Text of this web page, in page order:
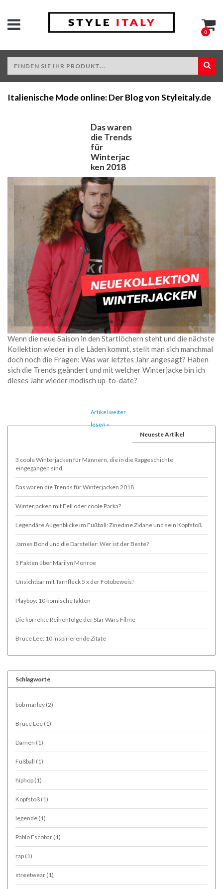
0
Italienische Mode online: Der Blog von Styleitaly.de
Das waren
die Trends
für
Winterjac
ken 2018
Wenn die neue Saison in den Startlöchern steht und die nächste
Kollektion wieder in die Läden kommt, stellt man sich manchmal
doch noch die Fragen: Was war letztes Jahr angesagt? Haben
sich die Trends geändert und mit welcher Winterjacke bin ich
dieses Jahr wieder modisch up-to-date?
Artikel weiter
lesen »
Neueste Artikel
3 coole Winterjacken für Männern, die in die Rapgeschichte
eingegangen sind
Das waren die Trends für Winterjacken 2018
Winterjacken mit Fell oder coole Parka?
Legendäre Augenblicke im Fußball: Zinedine Zidane und sein Kopfstoß
James Bond und die Darsteller: Wer ist der Beste?
5 Fakten über Marilyn Monroe
Unsichtbar mit Tarnfleck 5 x der Fotobeweis!
Playboy: 10 komische fakten
Die korrekte Reihenfolge der Star Wars Filme
Bruce Lee: 10 inspirierende Zitate
Schlagworte
bob marley (2)
Bruce Lee (1)
Damen (1)
Fußball (1)
hiphop (1)
Kopfstoß (1)
legende (1)
Pablo Escobar (1)
rap (1)
streetwear (1)